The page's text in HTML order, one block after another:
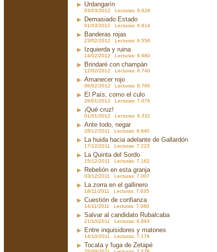
Urdangarín
03/03/2012 Lecturas: 6.628
Demasiado Estado
01/03/2012 Lecturas: 6.814
Banderas rojas
23/02/2012 Lecturas: 6.556
Izquierda y ruina
14/02/2012 Lecturas: 6.680
Brindaré con champán
12/02/2012 Lecturas: 6.740
Amanecer rojo
06/02/2012 Lecturas: 6.700
El País, como el culo
26/01/2012 Lecturas: 7.076
¡Qué cruz!
01/01/2012 Lecturas: 6.332
Ante todo, negar
28/12/2011 Lecturas: 6.640
La huida hacia adelante de Gallardón
17/12/2011 Lecturas: 7.223
La Quinta del Sordo
15/12/2011 Lecturas: 7.162
Rebelión en esta granja
03/12/2011 Lecturas: 7.007
La zorra en el gallinero
18/11/2011 Lecturas: 7.635
Cuestión de confianza
14/11/2011 Lecturas: 7.080
Salvar al candidato Rubalcaba
21/10/2011 Lecturas: 6.893
Entre inquisidores y matones
14/10/2011 Lecturas: 7.178
Tocata y fuga de Zetapé